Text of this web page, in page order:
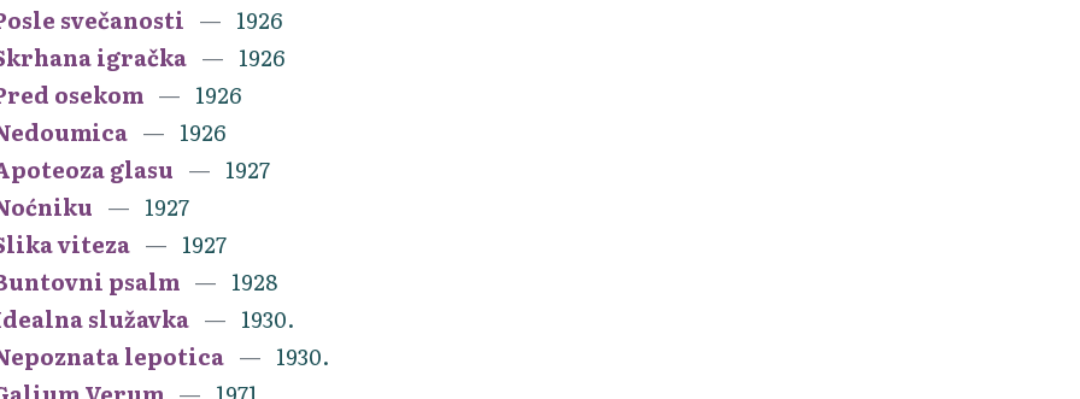
svečanosti
1926
igračka
1926
osekom
1926
1926
glasu
1927
1927
viteza
1927
psalm
1928
služavka
1930.
lepotica
1930.